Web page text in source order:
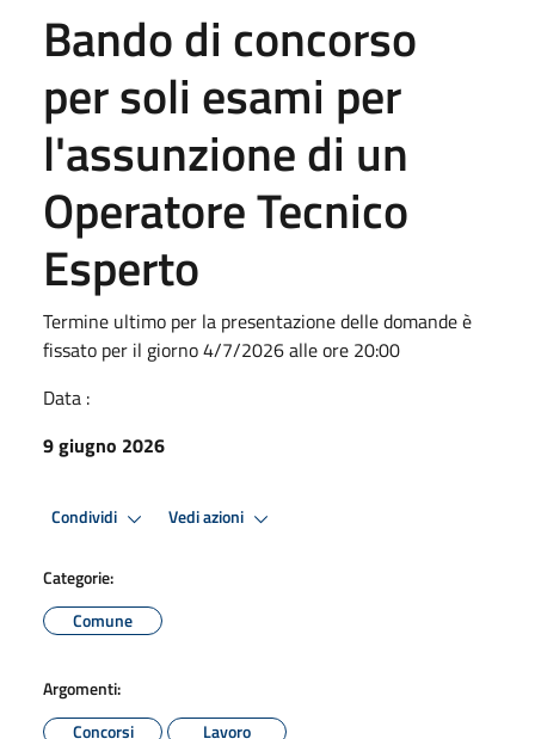
Bando di concorso
per soli esami per
l'assunzione di un
Operatore Tecnico
Esperto
Termine ultimo per la presentazione delle domande è
fissato per il giorno 4/7/2026 alle ore 20:00
Data :
9 giugno 2026
Condividi Vedi azioni
Categorie:
Comune
Argomenti:
Concorsi
Lavoro